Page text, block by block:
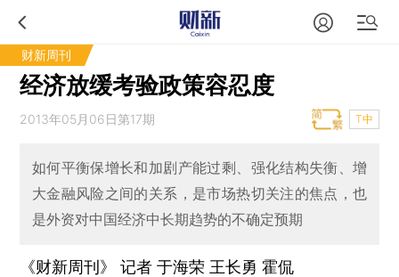
财新周刊
经济放缓考验政策容忍度
2013年05月06日第17期 T中
如何平衡保增长和加剧产能过剩、强化结构失衡、增
大金融风险之间的关系，是市场热切关注的焦点，也
是外资对中国经济中长期趋势的不确定预期
《财新周刊》 记者于海荣 王长勇 霍侃